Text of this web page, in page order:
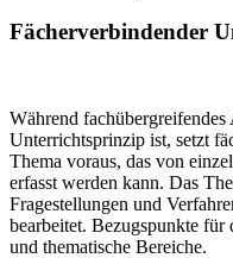
Fächerverbindender
Während
Unterrichtsprinzip ist, setzt
Thema voraus, das von
erfasst werden kann. Das
Fragestellungen und
bearbeitet. Bezugspunkte
und thematische Bereiche.